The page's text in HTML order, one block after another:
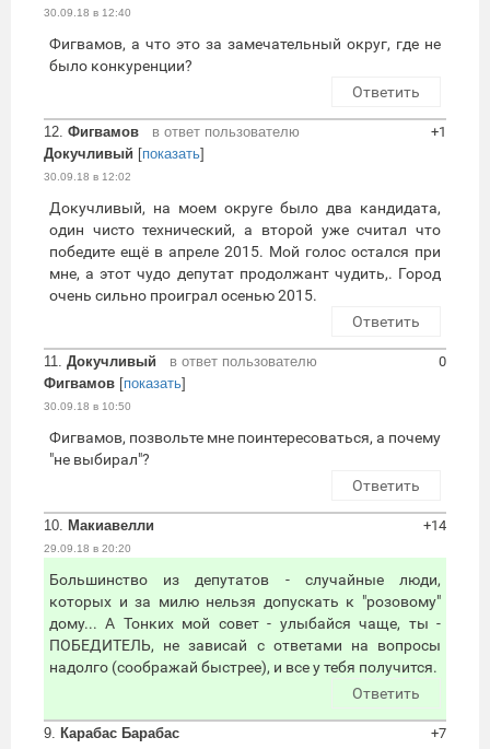
30.09.18 в 12:40
Фигвамов, а что это за замечательный округ, где не
было конкуренции?
Ответить
12. Фигвамов
в ответ пользователю
Докучливый [показать]
30.09.18 в 12:02
+1
Докучливый, на моем округе было два кандидата,
один чисто технический, а второй уже считал что
победите ещё в апреле 2015. Мой голос остался при
мне, а этот чудо депутат продолжант чудить,. Город
очень сильно проиграл осенью 2015.
Ответить
11. Докучливый
в ответ пользователю
Фигвамов [показать]
30.09.18 в 10:50
0
Фигвамов, позвольте мне поинтересоваться, а почему
"не выбирал"?
Ответить
10. Макиавелли
29.09.18 в 20:20
+14
Большинство из депутатов - случайные люди,
которых и за милю нельзя допускать к "розовому"
дому... А Тонких мой совет - улыбайся чаще, ты -
ПОБЕДИТЕЛЬ, не зависай с ответами на вопросы
надолго (соображай быстрее), и все у тебя получится.
Ответить
9. Карабас Барабас +7